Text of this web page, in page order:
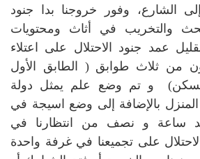
14عاماً إلى الشارع، وفور خروجنا بدا جنود
والتخريب في أثاث ومحتويات
عمد جنود الاحتلال على اعتلاء
من ثلاث طوابق ( الطابق الأول
و تم وضع علم يمثل دولة
بالإضافة إلى وضع اسيجة في
ساعة و نصف من انتظارنا في
على تجميعنا في غرفة واحدة